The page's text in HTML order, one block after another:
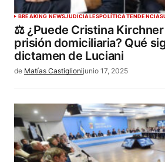
BREAKING NEWSJUDICIALESPOLÍTICATENDENCIAS
⚖️ ¿Puede Cristina
prisión domiciliaria? Qué
dictamen de Luciani
de Matías Castiglionijunio 17, 2025